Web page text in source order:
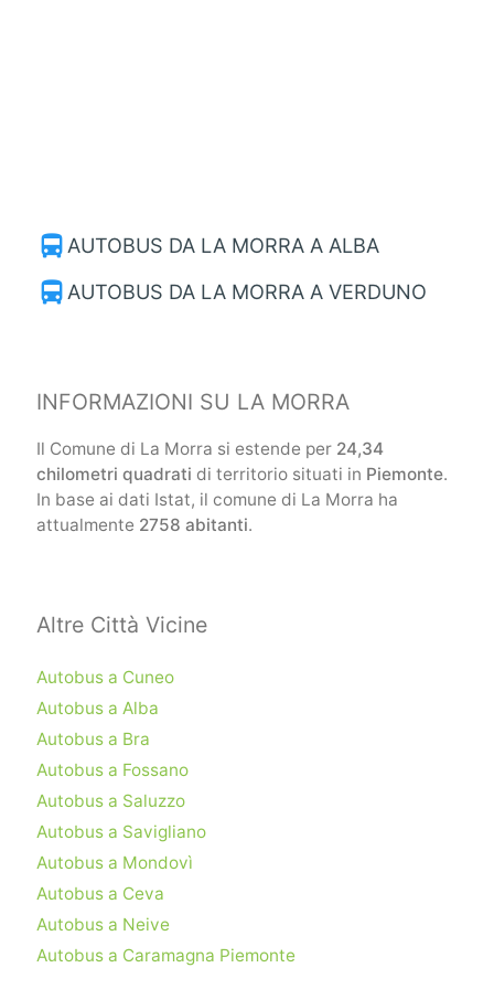
directions_bus AUTOBUS DA LA MORRA A ALBA
directions_bus AUTOBUS DA LA MORRA A VERDUNO
INFORMAZIONI SU LA MORRA
Il Comune di La Morra si estende per 24,34
chilometri quadrati di territorio situati in Piemonte.
In base ai dati Istat, il comune di La Morra ha
attualmente 2758 abitanti.
Altre Città Vicine
Autobus a Cuneo
Autobus a Alba
Autobus a Bra
Autobus a Fossano
Autobus a Saluzzo
Autobus a Savigliano
Autobus a Mondovì
Autobus a Ceva
Autobus a Neive
Autobus a Caramagna Piemonte